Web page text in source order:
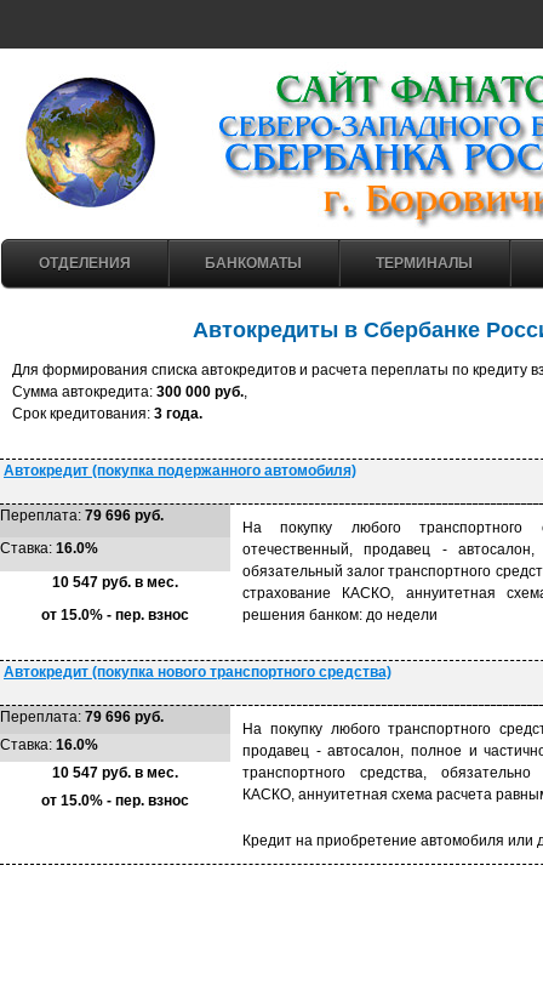
ОТДЕЛЕНИЯ БАНКОМАТЫ ТЕРМИНАЛЫ
Автокредиты в Сбербанке
Для формирования списка автокредитов и расчета переплаты по
Cумма автокредита: 300 000 руб.,
Cрок кредитования: 3 года.
Автокредит (покупка подержанного автомобиля)
Переплата: 79 696 руб.
На покупку любого транспортного
отечественный, продавец -
обязательный залог транспортного
страхование КАСКО, аннуитетная
решения банком: до недели
Ставка: 16.0%
10 547 руб. в мес.
от 15.0% - пер. взнос
Автокредит (покупка нового транспортного средства)
Переплата: 79 696 руб.
На покупку любого транспортного
продавец - автосалон, полное и
транспортного средства,
КАСКО, аннуитетная схема расчета
Ставка: 16.0%
10 547 руб. в мес.
от 15.0% - пер. взнос
Кредит на приобретение автомобиля или